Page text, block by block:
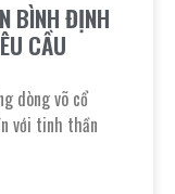
BÌNH ĐỊNH
CẦU
dòng võ cổ
với tinh thần